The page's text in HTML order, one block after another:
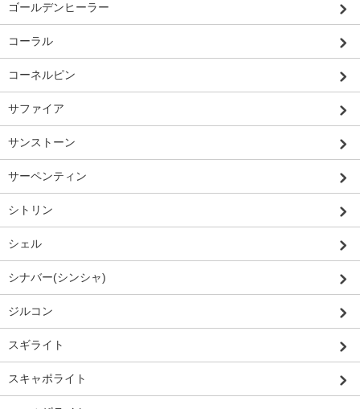
ゴールデンヒーラー
コーラル
コーネルピン
サファイア
サンストーン
サーペンティン
シトリン
シェル
シナバー(シンシャ)
ジルコン
スギライト
スキャポライト